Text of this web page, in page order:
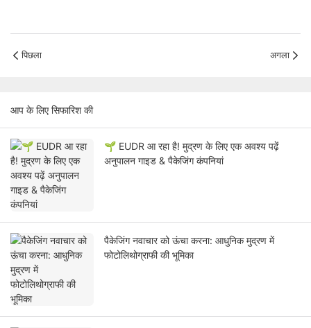
पिछला अगला
आप के लिए सिफारिश की
🌱 EUDR आ रहा है! मुद्रण के लिए एक अवश्य पढ़ें
अनुपालन गाइड & पैकेजिंग कंपनियां
पैकेजिंग नवाचार को ऊंचा करना: आधुनिक मुद्रण में
फोटोलिथोग्राफी की भूमिका